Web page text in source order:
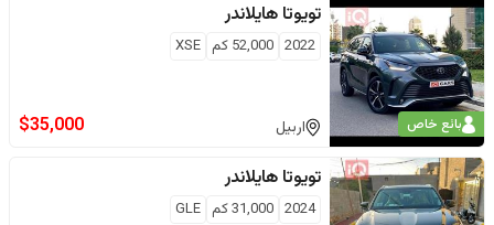
بائع خاص
تويوتا هايلاندر
2022
52,000 كم XSE
اربيل $35,000
تويوتا هايلاندر
2024
31,000كم GLE